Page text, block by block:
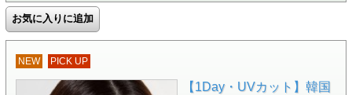
NEW PICK UP
【1Day・UVカット】韓国